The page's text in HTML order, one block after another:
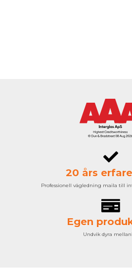
20 års
Professionell vägledning maila till
Egen
Undvik dyra